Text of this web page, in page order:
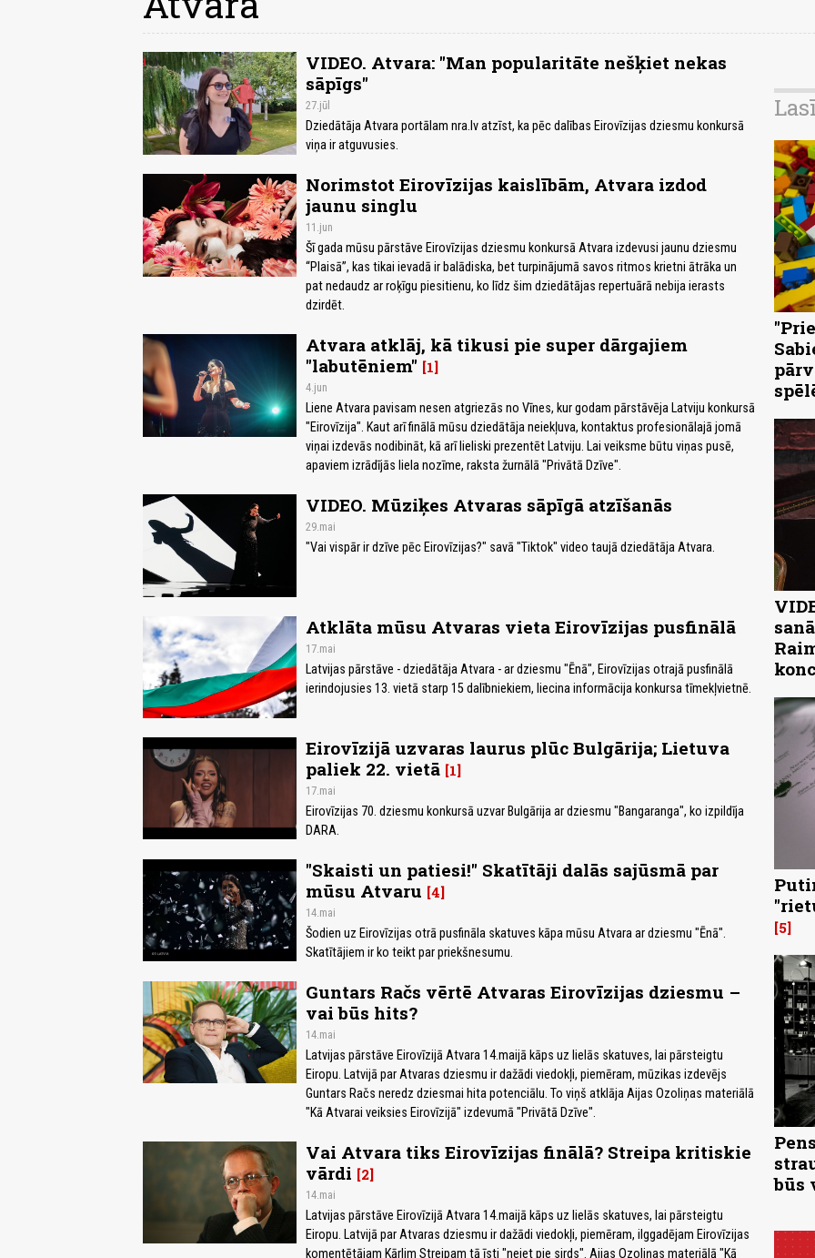
VIDEO. Atvara: "Man popularitāte nešķiet nekas
sāpīgs"
27.jūl
Dziedātāja Atvara portālam nra.lv atzīst, ka pēc dalības Eirovīzijas dziesmu konkursā
viņa ir atguvusies.
Norimstot Eirovīzijas kaislībām, Atvara izdod
jaunu singlu
11.jun
Šī gada mūsu pārstāve Eirovīzijas dziesmu konkursā Atvara izdevusi jaunu dziesmu
“Plaisā”, kas tikai ievadā ir balādiska, bet turpinājumā savos ritmos krietni ātrāka un
pat nedaudz ar roķīgu piesitienu, ko līdz šim dziedātājas repertuārā nebija ierasts
dzirdēt.
Atvara atklāj, kā tikusi pie super dārgajiem
"labutēniem" 1
4.jun
Liene Atvara pavisam nesen atgriezās no Vīnes, kur godam pārstāvēja Latviju konkursā
"Eirovīzija". Kaut arī finālā mūsu dziedātāja neiekļuva, kontaktus profesionālajā jomā
viņai izdevās nodibināt, kā arī lieliski prezentēt Latviju. Lai veiksme būtu viņas pusē,
apaviem izrādījās liela nozīme, raksta žurnālā "Privātā Dzīve".
VIDEO. Mūziķes Atvaras sāpīgā atzīšanās
29.mai
"Vai vispār ir dzīve pēc Eirovīzijas?" savā "Tiktok" video taujā dziedātāja Atvara.
Atklāta mūsu Atvaras vieta Eirovīzijas pusfinālā
17.mai
Latvijas pārstāve - dziedātāja Atvara - ar dziesmu "Ēnā", Eirovīzijas otrajā pusfinālā
ierindojusies 13. vietā starp 15 dalībniekiem, liecina informācija konkursa tīmekļvietnē.
Eirovīzijā uzvaras laurus plūc Bulgārija; Lietuva
paliek 22. vietā 1
17.mai
Eirovīzijas 70. dziesmu konkursā uzvar Bulgārija ar dziesmu "Bangaranga", ko izpildīja
DARA.
"Skaisti un patiesi!" Skatītāji dalās sajūsmā par
mūsu Atvaru 4
14.mai
Šodien uz Eirovīzijas otrā pusfināla skatuves kāpa mūsu Atvara ar dziesmu "Ēnā".
Skatītājiem ir ko teikt par priekšnesumu.
Guntars Račs vērtē Atvaras Eirovīzijas dziesmu –
vai būs hits?
14.mai
Latvijas pārstāve Eirovīzijā Atvara 14.maijā kāps uz lielās skatuves, lai pārsteigtu
Eiropu. Latvijā par Atvaras dziesmu ir dažādi viedokļi, piemēram, mūzikas izdevējs
Guntars Račs neredz dziesmai hita potenciālu. To viņš atklāja Aijas Ozoliņas materiālā
"Kā Atvarai veiksies Eirovīzijā" izdevumā "Privātā Dzīve".
Vai Atvara tiks Eirovīzijas finālā? Streipa kritiskie
vārdi 2
14.mai
Latvijas pārstāve Eirovīzijā Atvara 14.maijā kāps uz lielās skatuves, lai pārsteigtu
Eiropu. Latvijā par Atvaras dziesmu ir dažādi viedokļi, piemēram, ilggadējam Eirovīzijas
komentētājam Kārlim Streipam tā īsti "neiet pie sirds". Aijas Ozoliņas materiālā "Kā
5
būs